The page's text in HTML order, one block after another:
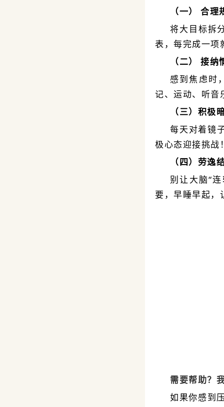
（一） 合
将大目标拆
表，每完成一项
（二） 接
感到焦虑时
记、运动、听音
（三）积极
每天对着镜
极心态迎接挑战
（四）劳逸
别让大脑“
要，早睡早起，
需要帮助？
如果你感到